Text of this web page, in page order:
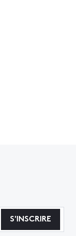
S'INSCRIRE